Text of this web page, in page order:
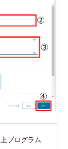
プログラム